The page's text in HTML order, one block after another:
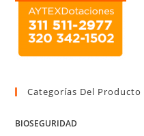
Categorías Del Producto
BIOSEGURIDAD